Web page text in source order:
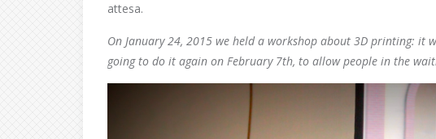
attesa.
On January 24, 2015 we held a workshop about 3D printing: it
going to do it again on February 7th, to allow people in the